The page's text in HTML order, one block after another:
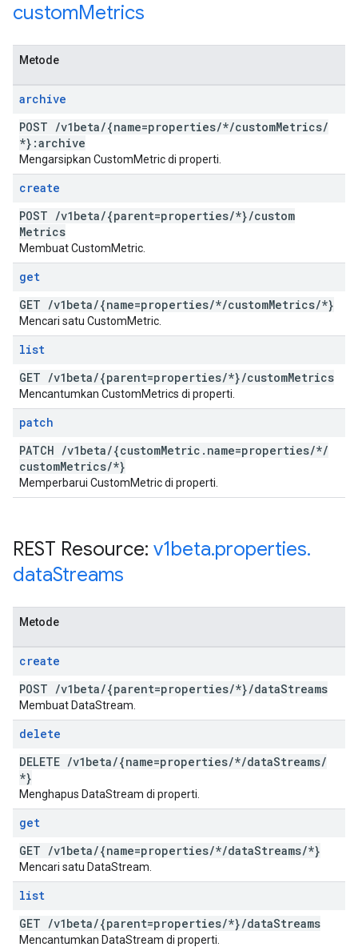
customMetrics
Metode
archive
POST /v1beta/{name=properties/*/customMetrics/
*}:archive
Mengarsipkan CustomMetric di properti.
create
POST /v1beta/{parent=properties/*}/custom
Metrics
Membuat CustomMetric.
get
GET /v1beta/{name=properties/*/customMetrics/*}
Mencari satu CustomMetric.
list
GET /v1beta/{parent=properties/*}/customMetrics
Mencantumkan CustomMetrics di properti.
patch
PATCH /v1beta/{customMetric . name=properties/*/
customMetrics/*}
Memperbarui CustomMetric di properti.
REST Resource: v1beta.properties.
dataStreams
Metode
create
POST /v1beta/{parent=properties/*}/dataStreams
Membuat DataStream.
delete
DELETE /v1beta/{name=properties/*/dataStreams/
*}
Menghapus DataStream di properti.
get
GET /v1beta/{name=properties/*/dataStreams/*}
Mencari satu DataStream.
list
GET /v1beta/{parent=properties/*}/dataStreams
Mencantumkan DataStream di properti.